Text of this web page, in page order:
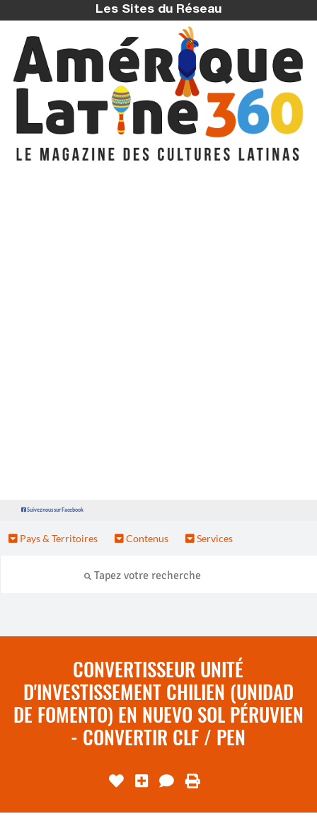
Les Sites du Réseau
Suivez nous sur Facebook
Pays & Territoires Contenus Services
CONVERTISSEUR UNITÉ
D'INVESTISSEMENT CHILIEN (UNIDAD
DE FOMENTO) EN NUEVO SOL PÉRUVIEN
- CONVERTIR CLF / PEN